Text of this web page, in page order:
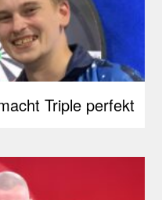
Triple perfekt